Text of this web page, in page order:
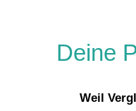
Deine
Weil